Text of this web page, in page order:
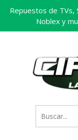
Repuestos de TVs,
Noblex y